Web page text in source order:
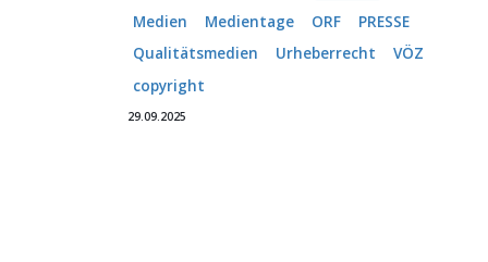
Medien
Medientage ORF
PRESSE
Qualitätsmedien
Urheberrecht
VÖZ
copyright
29.09.2025